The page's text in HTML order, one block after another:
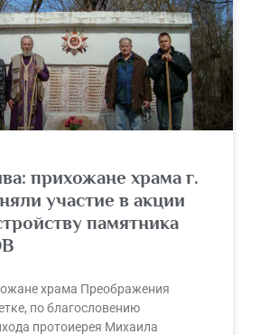
прихожане храма г.
участие в акции
памятника
храма Преображения
по благословению
протоиерея Михаила